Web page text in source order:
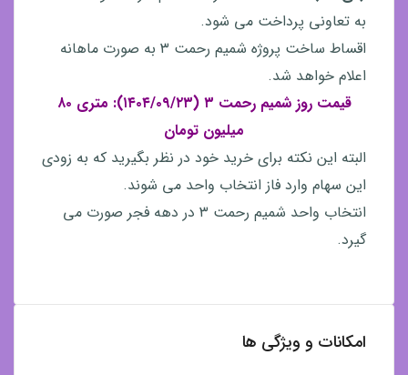
به تعاونی پرداخت می شود.
اقساط ساخت پروژه شمیم رحمت ۳ به صورت ماهانه
اعلام خواهد شد.
قیمت روز شمیم رحمت ۳ (۱۴۰۴/۰۹/۲۳): متری ۸۰
میلیون تومان
البته این نکته برای خرید خود در نظر بگیرید که به زودی
این سهام وارد فاز انتخاب واحد می شوند.
انتخاب واحد شمیم رحمت ۳ در دهه فجر صورت می
گیرد.
امکانات و ویژگی ها